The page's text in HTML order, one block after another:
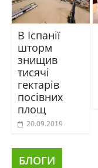
В Іспанії
шторм
знищив
тисячі
гектарів
посівних
площ
20.09.2019
БЛОГИ